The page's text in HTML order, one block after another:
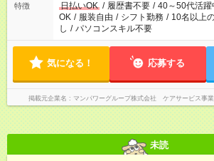
特徴 日払いOK / 履歴書不要 / 40～50代活躍
OK / 服装自由 / シフト勤務 / 10名以上
し / パソコンスキル不要
気になる！ 応募する
掲載元企業名 マンパワーグループ株式会社 ケアサービス事
未読